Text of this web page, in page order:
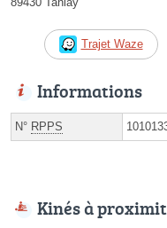
Trajet Waze
Informations
N° RPPS
Kinés à